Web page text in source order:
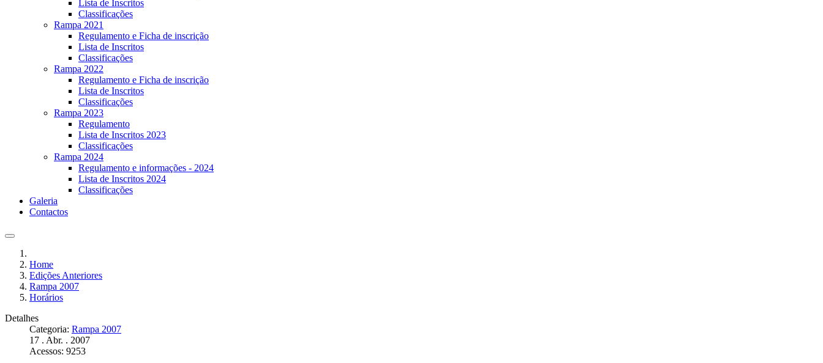
Lista de Inscritos
Classificações
Rampa 2021
Regulamento e Ficha de inscrição
Lista de Inscritos
Classificações
Rampa 2022
Regulamento e Ficha de inscrição
Lista de Inscritos
Classificações
Rampa 2023
Regulamento
Lista de Inscritos 2023
Classificações
Rampa 2024
Regulamento e informações - 2024
Lista de Inscritos 2024
Classificações
Galeria
Contactos
Home
Edições Anteriores
Rampa 2007
Horários
Detalhes
Categoria: Rampa 2007
17 . Abr. . 2007
Acessos: 9253